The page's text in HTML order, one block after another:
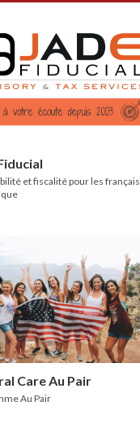
et fiscalité pour les français
Care Au Pair
Au Pair